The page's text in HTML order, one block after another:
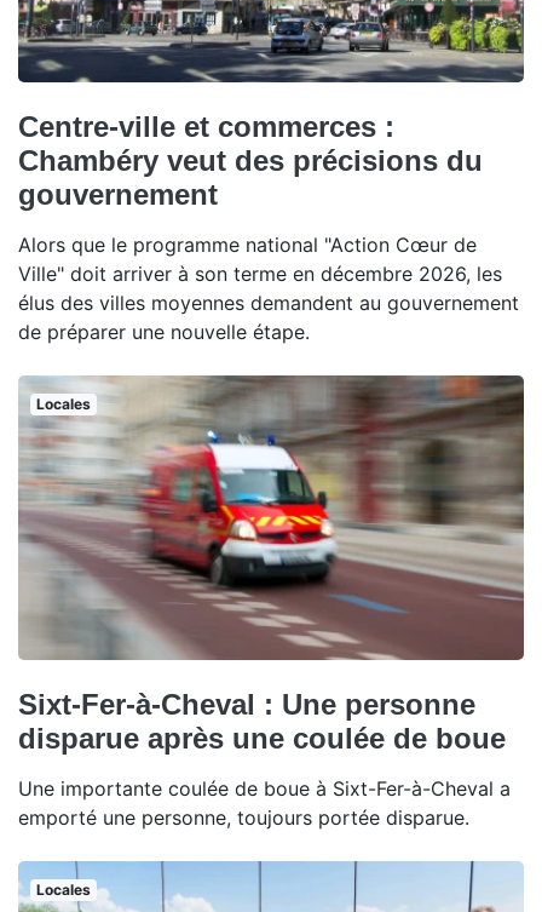
Centre-ville et commerces :
Chambéry veut des précisions du
gouvernement
Alors que le programme national "Action Cœur de
Ville" doit arriver à son terme en décembre 2026, les
élus des villes moyennes demandent au gouvernement
de préparer une nouvelle étape.
Locales
Sixt-Fer-à-Cheval : Une personne
disparue après une coulée de boue
Une importante coulée de boue à Sixt-Fer-à-Cheval a
emporté une personne, toujours portée disparue.
Locales